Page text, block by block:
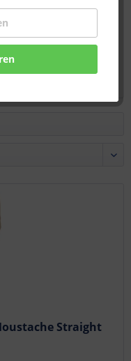
und nachhaltiger
Fit mit
und klassischem
kombinierbar.
Straight